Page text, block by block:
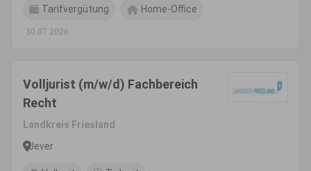
Tarifvergütung Home-Office
30.07.2026
Volljurist (m/w/d) Fachbereich
Recht
Landkreis Friesland
Jever